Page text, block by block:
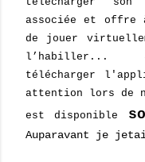
associée et offre
de jouer
l’habiller...
télécharger
attention lors de
est disponible
Auparavant je